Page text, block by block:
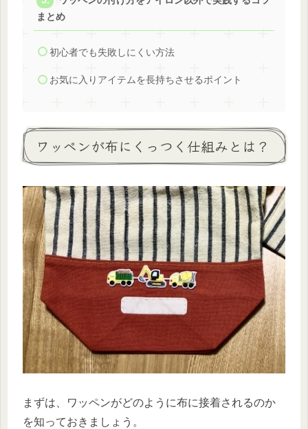
まとめ
初心者でも失敗しにくい方法
お気に入りアイテムを長持ちさせるポイント
ワッペンが布にくっつく仕組みとは？
まずは、ワッペンがどのように布に接着されるのか
を知っておきましょう。